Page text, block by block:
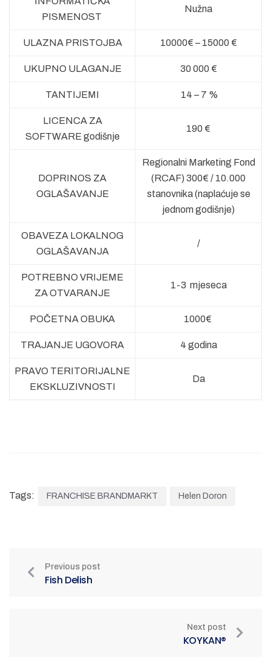
PISMENOST
Nužna
ULAZNA PRISTOJBA 10000€ – 15000 €
UKUPNO ULAGANJE 30 000 €
TANTIJEMI 14 – 7 %
LICENCA ZA
SOFTWARE godišnje
190 €
DOPRINOS ZA
OGLAŠAVANJE
Regionalni Marketing Fond
(RCAF) 300€ / 10.000
stanovnika (naplaćuje se
jednom godišnje)
OBAVEZA LOKALNOG
OGLAŠAVANJA
/
POTREBNO VRIJEME
ZA OTVARANJE
1-3 mjeseca
POČETNA OBUKA 1000€
TRAJANJE UGOVORA 4 godina
PRAVO TERITORIJALNE
EKSKLUZIVNOSTI
Da
Tags: FRANCHISE BRANDMARKT Helen Doron
Previous post
Fish Delish
Next post
KOYKAN®